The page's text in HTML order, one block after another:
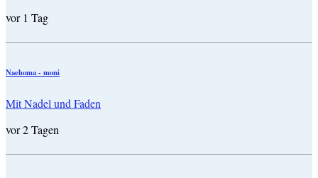
vor 1 Tag
Naehoma - moni
Mit Nadel und Faden
vor 2 Tagen